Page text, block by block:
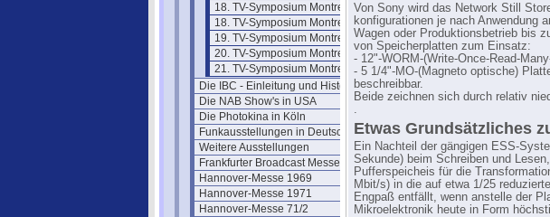
18. TV-Symposium Montreux 93/4
18. TV-Symposium Montreux 93/5
19. TV-Symposium Montreux 1995
20. TV-Symposium Montreux 1997
21. TV-Symposium Montreux 1999
Die IBC - Einleitung und Historie
Die NAB Show's in USA
Die Photokina in Köln
Funkausstellungen in Deutschland
Weitere Ausstellungen
Frankfurter Broadcast Messen
Hannover-Messe 1969
Hannover-Messe 1971
Hannover-Messe 71/2
Von Sony wird das Network Still
konfigurationen je nach Anwendung
Wagen oder Produktionsbetrieb bis
von Speicherplatten zum Einsatz:
- 12"-WORM-(Write-Once-Read-
- 5 1/4"-MO-(Magneto optische)
beschreibbar.
Beide zeichnen sich durch relativ
.
Etwas Grundsätzliches
Ein Nachteil der gängigen ESS-
Sekunde) beim Schreiben und
Pufferspeicheis für die
Mbit/s) in die auf etwa 1/25
Engpaß entfällt, wenn anstelle der
Mikroelektronik heute in Form